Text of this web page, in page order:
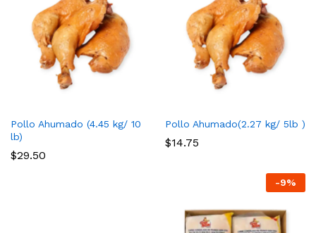
Pollo Ahumado (4.45 kg/ 10
lb)
$29.50
Pollo Ahumado(2.27 kg/ 5lb )
$14.75
-9%